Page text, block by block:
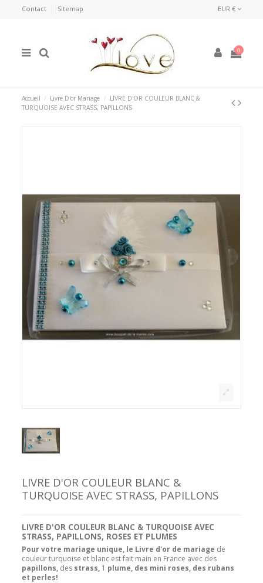
Contact Sitemap EUR €
0
Accueil Livre D'or Mariage
LIVRE D'OR COULEUR BLANC &
TURQUOISE AVEC STRASS, PAPILLONS
LIVRE D'OR COULEUR BLANC &
TURQUOISE AVEC STRASS, PAPILLONS
LIVRE D'OR COULEUR BLANC & TURQUOISE AVEC
STRASS, PAPILLONS, ROSES ET PLUMES
Pour votre mariage unique, le Livre d'or de mariage de
couleur turquoise et blanc est fait main en France avec des
papillons, des strass, 1 plume, des mini roses, des rubans
et perles!